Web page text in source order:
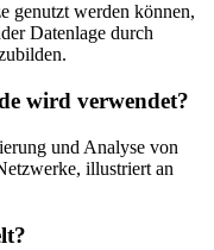
genutzt werden können,
Datenlage durch
wird verwendet?
und Analyse von
illustriert an